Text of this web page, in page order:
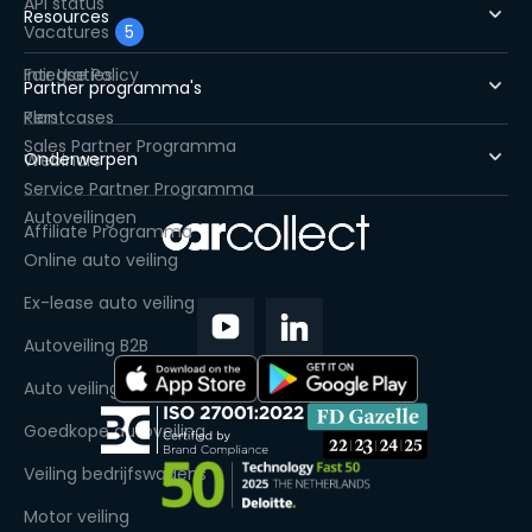
Vacatures
5
Fair Use Policy
Pers
Resources
Integraties
Klantcases
Webinars
Partner programma's
Sales Partner Programma
Service Partner Programma
Affiliate Programma
Onderwerpen
Autoveilingen
Online auto veiling
Ex-lease auto veiling
Autoveiling B2B
Auto veiling handelaren
Goedkope autoveiling
Veiling bedrijfswagens
Motor veiling